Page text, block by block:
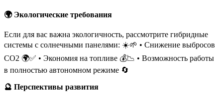
🌍 Экологические требования
Если для вас важна экологичность, рассмотрите гибридные
системы с солнечными панелями: ☀️🌱 • Снижение выбросов
CO2 🌍✅ • Экономия на топливе 💰📉 • Возможность работы
в полностью автономном режиме 🔄
🔮 Перспективы развития